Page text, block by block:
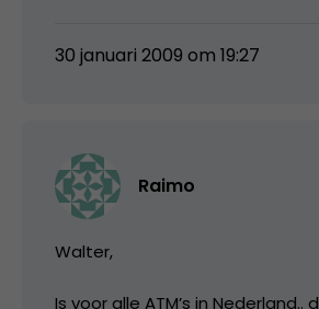
30 januari 2009 om 19:27
Raimo
Walter,
Is voor alle ATM’s in Nederland..